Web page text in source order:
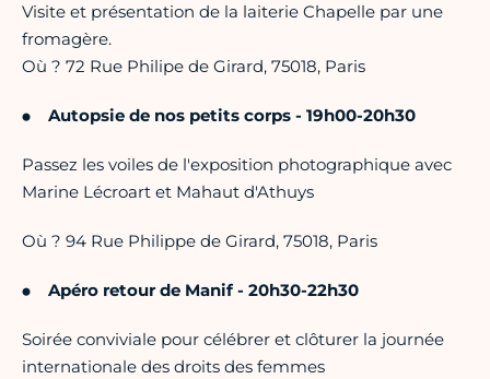
Visite et présentation de la laiterie Chapelle par une
fromagère.
Où ? 72 Rue Philipe de Girard, 75018, Paris
Autopsie de nos petits corps - 19h00-20h30
Passez les voiles de l'exposition photographique avec
Marine Lécroart et Mahaut d'Athuys
Où ? 94 Rue Philippe de Girard, 75018, Paris
Apéro retour de Manif - 20h30-22h30
Soirée conviviale pour célébrer et clôturer la journée
internationale des droits des femmes